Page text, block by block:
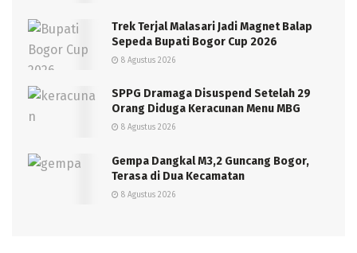
Trek Terjal Malasari Jadi Magnet Balap
Sepeda Bupati Bogor Cup 2026
8 Agustus 2026
SPPG Dramaga Disuspend Setelah 29
Orang Diduga Keracunan Menu MBG
8 Agustus 2026
Gempa Dangkal M3,2 Guncang Bogor,
Terasa di Dua Kecamatan
8 Agustus 2026